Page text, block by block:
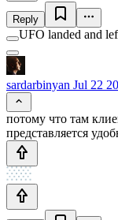
Reply
UFO landed and
sardarbinyan Jul 22
потому что там
представляется